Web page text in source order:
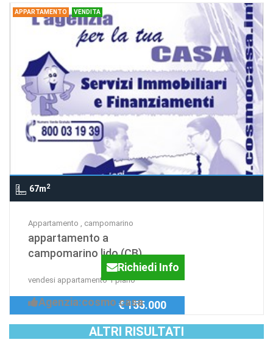
APPARTAMENTO VENDITA
67m2
Appartamento , campomarino
appartamento a
campomarino lido (CB)
vendesi appartamento 1 piano
Richiedi Info
Agenzia:cosmo casa€ 155.000
ALTRI RISULTATI